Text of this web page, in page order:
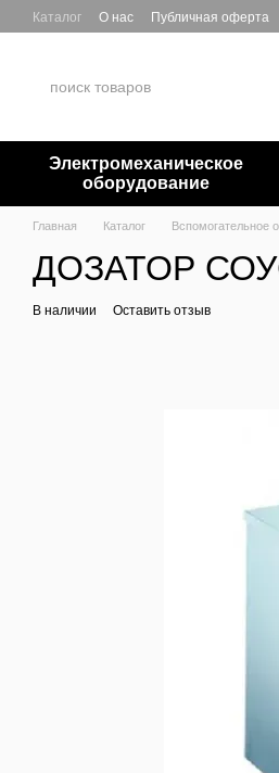
Перейти к основному контенту
Каталог О нас Публичная оферта
Электромеханическое
оборудование
Главная Каталог Вспомогательное
ДОЗАТОР
В наличии Оставить отзыв